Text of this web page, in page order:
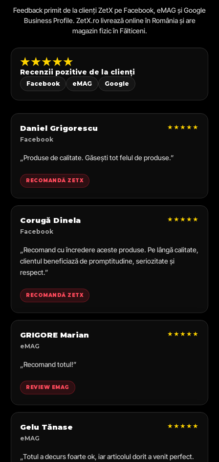
Feedback primit de la clienți ZetX pe Facebook, eMAG și Google
Business Profile. ZetX.ro livrează online în România și are
magazin fizic în Fălticeni.
★★★★★
Recenzii pozitive de la clienți
Facebook eMAG Google
Daniel Grigorescu
Facebook
★★★★★
„Produse de calitate. Găsești tot felul de produse.”
RECOMANDĂ ZETX
Corugă Dinela
Facebook
★★★★★
„Recomand cu încredere aceste produse. Pe lângă calitate,
clientul beneficiază de promptitudine, seriozitate și
respect.”
RECOMANDĂ ZETX
GRIGORE Marian
eMAG
★★★★★
„Recomand totul!”
REVIEW EMAG
Gelu Tănase
eMAG
★★★★★
„Totul a decurs foarte ok, iar articolul dorit a venit perfect.